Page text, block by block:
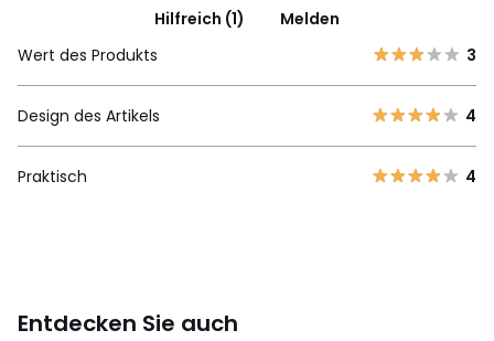
Hilfreich (1)
Melden
Wert des Produkts
3
Design des Artikels 4
Praktisch 4
Entdecken Sie auch